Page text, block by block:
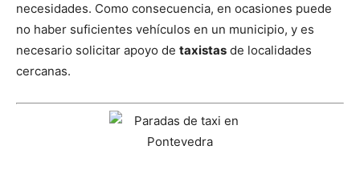
necesidades. Como consecuencia, en ocasiones puede
no haber suficientes vehículos en un municipio, y es
necesario solicitar apoyo de taxistas de localidades
cercanas.